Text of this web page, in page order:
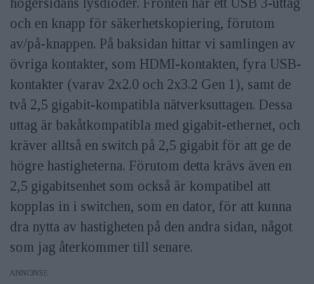
och en knapp för säkerhetskopiering, förutom
av/på-knappen. På baksidan hittar vi samlingen av
övriga kontakter, som HDMI-kontakten, fyra USB-
kontakter (varav 2x2.0 och 2x3.2 Gen 1), samt de
två 2,5 gigabit-kompatibla nätverksuttagen. Dessa
uttag är bakåtkompatibla med gigabit-ethernet, och
kräver alltså en switch på 2,5 gigabit för att ge de
högre hastigheterna. Förutom detta krävs även en
2,5 gigabitsenhet som också är kompatibel att
kopplas in i switchen, som en dator, för att kunna
dra nytta av hastigheten på den andra sidan, något
som jag återkommer till senare.
ANNONS